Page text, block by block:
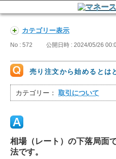
カテゴリー表示
No : 572 公開日時 : 2024/05/26
売り注文から始めるとは
カテゴリー： 取引について
相場（レート）の下落局面
法です。